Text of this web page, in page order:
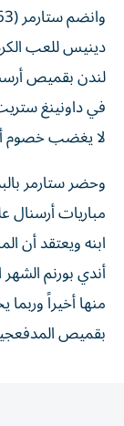
دينيس للعب
لندن بقميص
في داونينغ
لا يغضب خصوم
وحضر ستارمر
مباريات
ابنه ويعتقد أن
أندي بورنم
منها أخيراً
بقميص